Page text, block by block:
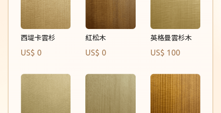
西堤卡雲杉
US$ 0
紅松木
US$ 0
英格曼雲杉木
US$ 100